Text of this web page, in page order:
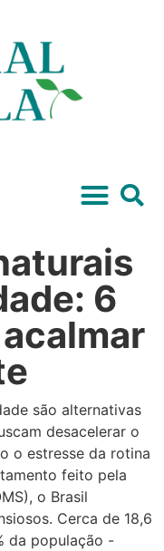
6
são alternativas
desacelerar o
o estresse da rotina
feito pela
o Brasil
Cerca de 18,6
da população -